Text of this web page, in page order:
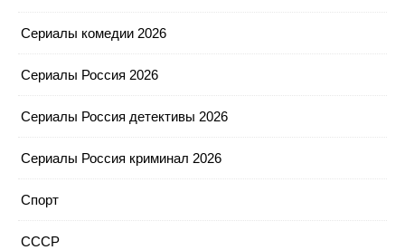
Сериалы комедии 2026
Сериалы Россия 2026
Сериалы Россия детективы 2026
Сериалы Россия криминал 2026
Спорт
СССР